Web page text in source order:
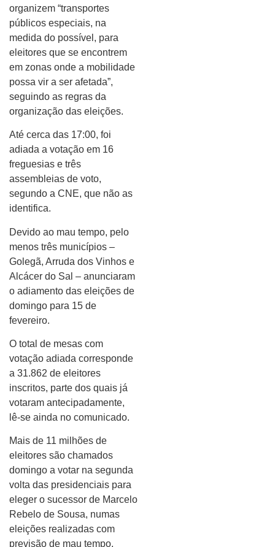
organizem “transportes
públicos especiais, na
medida do possível, para
eleitores que se encontrem
em zonas onde a mobilidade
possa vir a ser afetada”,
seguindo as regras da
organização das eleições.
Até cerca das 17:00, foi
adiada a votação em 16
freguesias e três
assembleias de voto,
segundo a CNE, que não as
identifica.
Devido ao mau tempo, pelo
menos três municípios –
Golegã, Arruda dos Vinhos e
Alcácer do Sal – anunciaram
o adiamento das eleições de
domingo para 15 de
fevereiro.
O total de mesas com
votação adiada corresponde
a 31.862 de eleitores
inscritos, parte dos quais já
votaram antecipadamente,
lê-se ainda no comunicado.
Mais de 11 milhões de
eleitores são chamados
domingo a votar na segunda
volta das presidenciais para
eleger o sucessor de Marcelo
Rebelo de Sousa, numas
eleições realizadas com
previsão de mau tempo,